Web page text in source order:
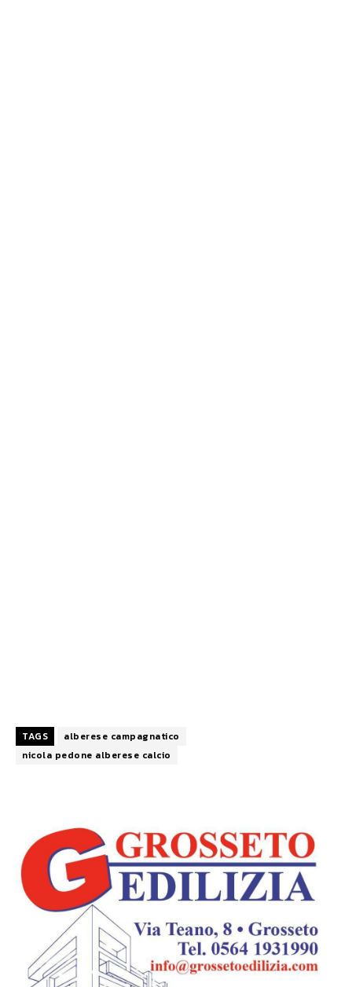
TAGS
alberese campagnatico
nicola pedone alberese calcio